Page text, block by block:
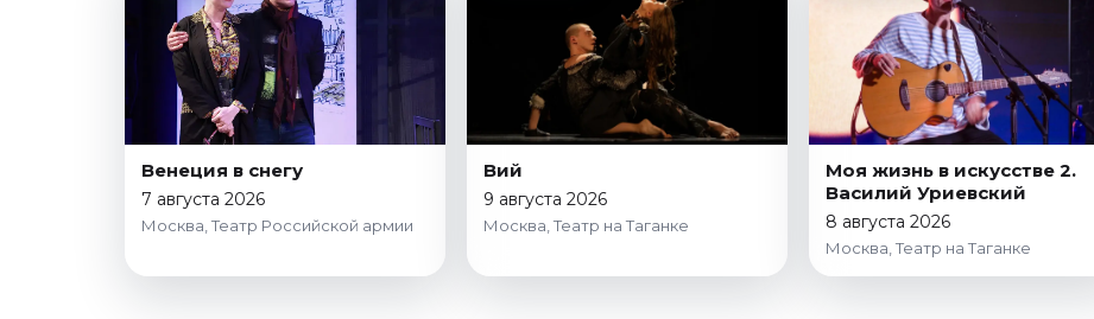
Венеция в снегу
7 августа 2026
Москва, Театр Российской армии
Вий
9 августа 2026
Москва, Театр на Таганке
Моя жизнь в искусстве 2.
Василий Уриевский
8 августа 2026
Москва, Театр на Таганке